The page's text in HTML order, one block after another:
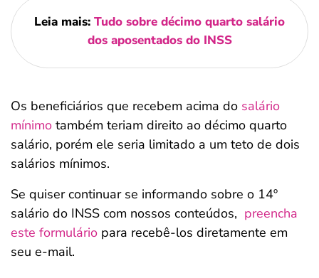
Leia mais: Tudo sobre décimo quarto salário
dos aposentados do INSS
Os beneficiários que recebem acima do salário
mínimo também teriam direito ao décimo quarto
salário, porém ele seria limitado a um teto de dois
salários mínimos.
Se quiser continuar se informando sobre o 14º
salário do INSS com nossos conteúdos, preencha
este formulário para recebê-los diretamente em
seu e-mail.